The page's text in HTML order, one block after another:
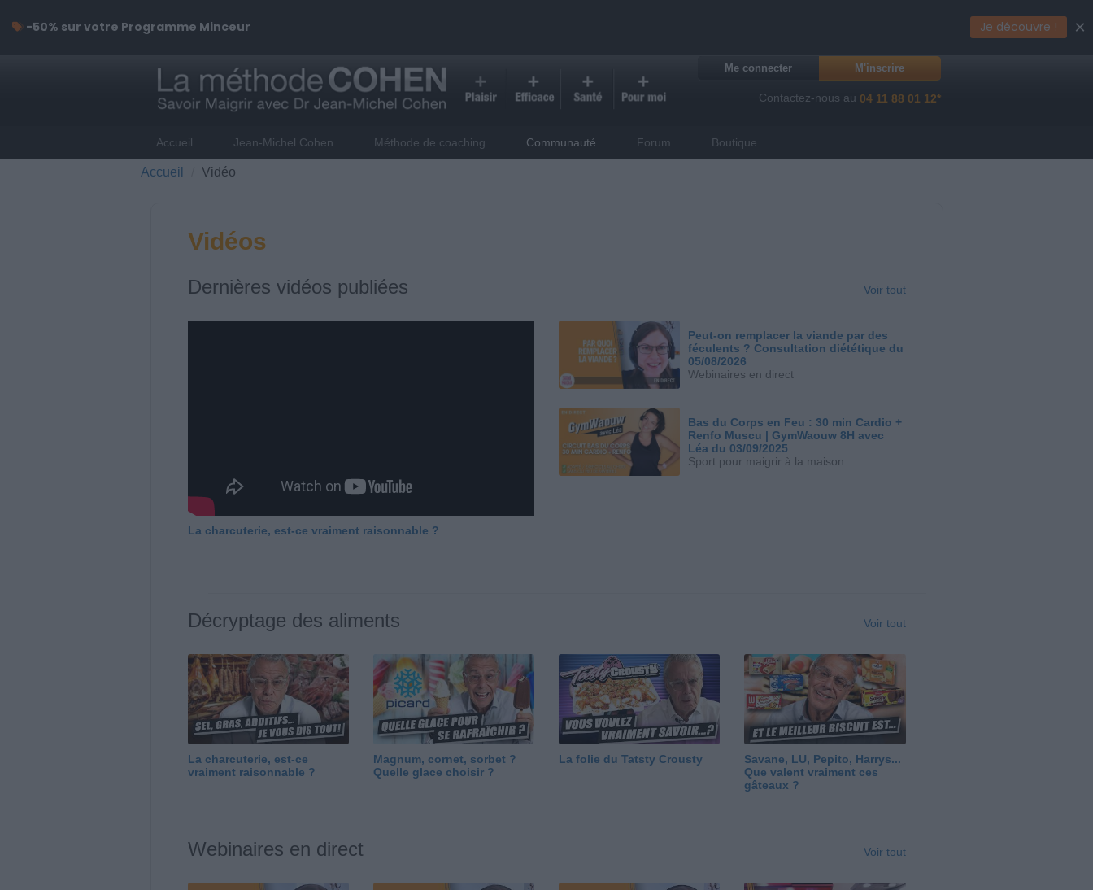
Me connecter M'inscrire
Contactez-nous au 04 11 88 01 12*
Accueil Jean-Michel Cohen Méthode de coaching Communauté Forum Boutique
Accueil Vidéo
Vidéos
Dernières vidéos publiées Voir tout
La charcuterie, est-ce vraiment raisonnable ?
Peut-on remplacer la viande par des
féculents ? Consultation diététique du
05/08/2026
Webinaires en direct
Bas du Corps en Feu : 30 min Cardio +
Renfo Muscu | GymWaouw 8H avec
Léa du 03/09/2025
Sport pour maigrir à la maison
Décryptage des aliments Voir tout
La charcuterie, est-ce
vraiment raisonnable ?
Magnum, cornet, sorbet ?
Quelle glace choisir ?
La folie du Tatsty Crousty
Savane, LU, Pepito, Harrys...
Que valent vraiment ces
gâteaux ?
Webinaires en direct Voir tout
-50% sur votre Programme Minceur Je découvre ! ×